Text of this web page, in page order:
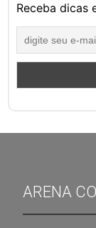
Receba dicas
ARENA